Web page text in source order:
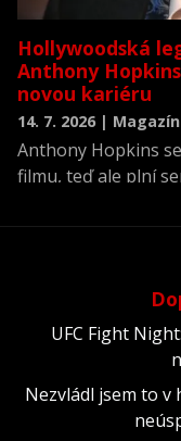
Hollywoodská
Anthony
novou kariéru
14. 7. 2026 |
Anthony Hopkins
filmu, teď ale plní
složené z děl, na
Hollywoodská
UFC Fight
Nezvládl jsem to v